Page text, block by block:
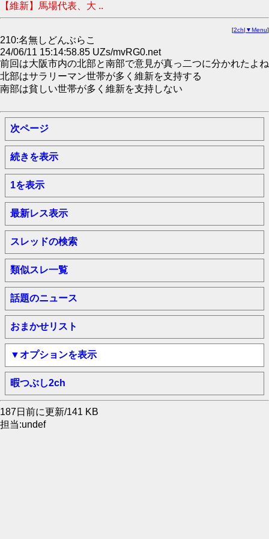
【維新】馬場代表、大 ..
[2ch| ▼Menu]
210:名無しどんぶらこ
24/06/11 15:14:58.85 UZs/mvRG0.net
前回は大阪市内の北部と南部で意見が真っ二つに分かれたよね
北部はサラリーマン世帯が多く維新を支持する
南部は貧しい世帯が多く維新を支持しない
次ページ
続きを表示
1を表示
最新レス表示
スレッドの検索
類似スレ一覧
話題のニュース
おまかせリスト
▼オプションを表示
暇つぶし2ch
187日前に更新/141 KB
担当:undef